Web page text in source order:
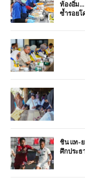
ท้องอิ่ม…
ซ้ำรอยโ
ชิน แท-ย
ศึกประธ